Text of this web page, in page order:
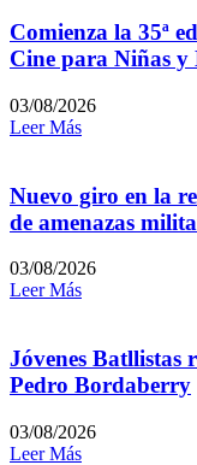
Comienza la 35ª
Cine para Niñas y
03/08/2026
Leer Más
Nuevo giro en la
de amenazas
03/08/2026
Leer Más
Jóvenes Batllistas
Pedro Bordaberry
03/08/2026
Leer Más